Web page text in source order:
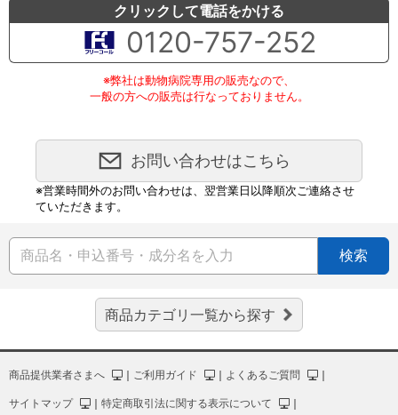
クリックして電話をかける
0120-757-252
※弊社は動物病院専用の販売なので、
一般の方への販売は行なっておりません。
お問い合わせはこちら
※営業時間外のお問い合わせは、翌営業日以降順次ご連絡させ
ていただきます。
検索
商品カテゴリ一覧から探す
商品提供業者さまへ ｜ ご利用ガイド ｜ よくあるご質問 ｜
サイトマップ ｜ 特定商取引法に関する表示について ｜